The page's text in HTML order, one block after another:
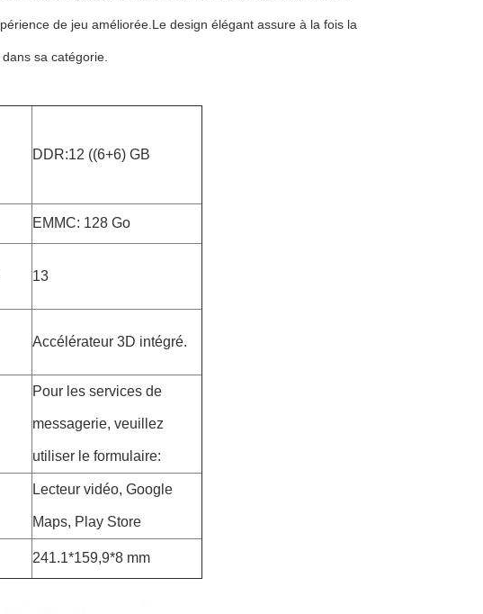
de jeu améliorée.Le design élégant assure à la fois la
sa catégorie.
DDR:12 ((6+6) GB
EMMC: 128 Go
13
Accélérateur 3D intégré.
Pour les services de
messagerie, veuillez
utiliser le formulaire:
Lecteur vidéo, Google
Maps, Play Store
241.1*159,9*8 mm